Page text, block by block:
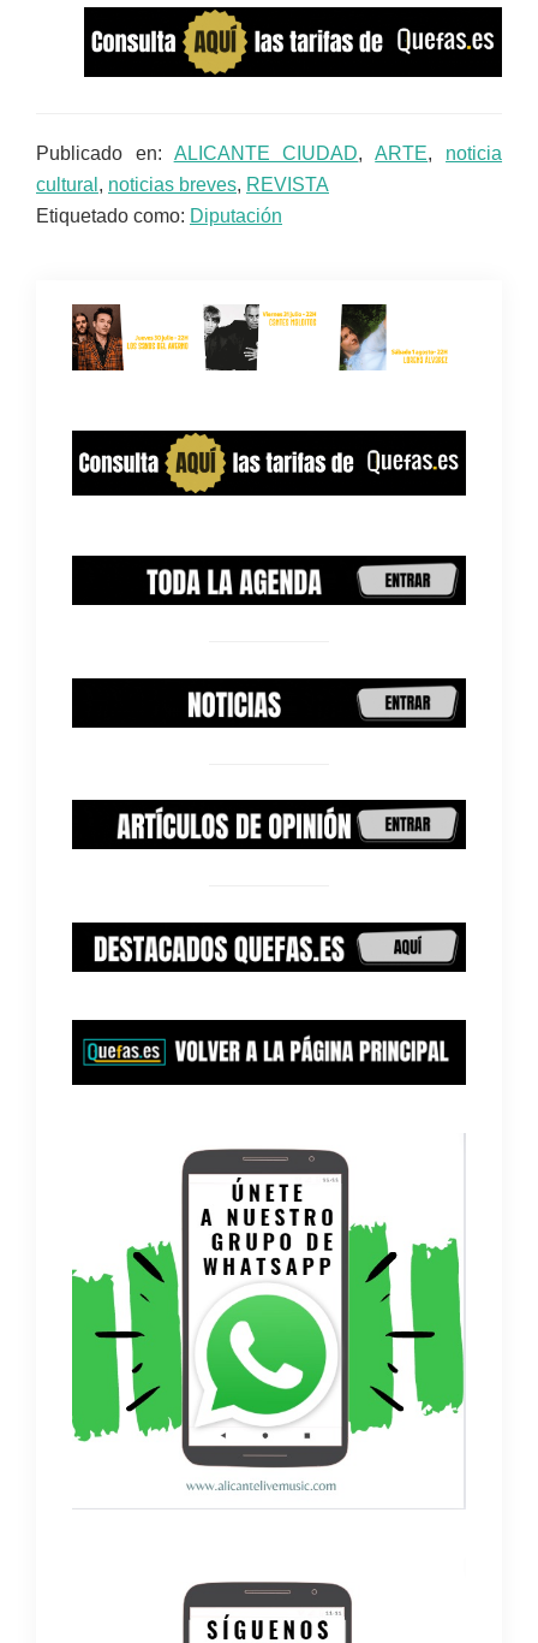
Publicado en: ALICANTE CIUDAD,ARTE, noticia
cultural , noticias breves, REVISTA
Etiquetado como: Diputación